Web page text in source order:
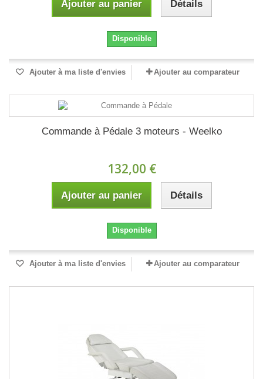
Ajouter au panier Détails
Disponible
Ajouter à ma liste d'envies Ajouter au comparateur
Commande à Pédale 3 moteurs - Weelko
132,00 €
Ajouter au panier Détails
Disponible
Ajouter à ma liste d'envies Ajouter au comparateur